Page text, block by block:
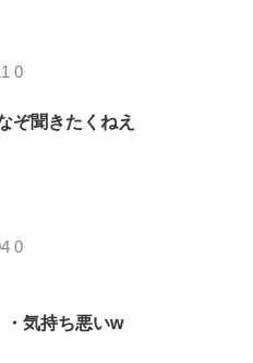
0
ぞ聞きたくねえ
0
・気持ち悪いw